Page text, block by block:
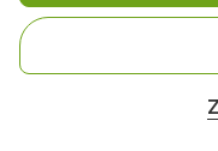
Contactgegevens